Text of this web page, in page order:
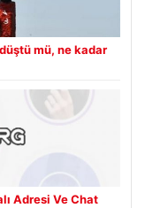
mü, ne kadar
Adresi Ve Chat